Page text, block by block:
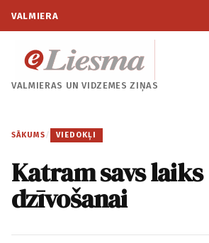
VALMIERA
VALMIERAS UNVIDZEMES ZIŅAS
SĀKUMS / VIEDOKĻI
Katram savs laiks
dzīvošanai